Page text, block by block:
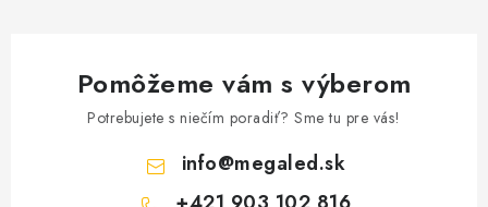
Pomôžeme vám s výberom
Potrebujete s niečím poradiť? Sme tu pre vás!
info@megaled.sk